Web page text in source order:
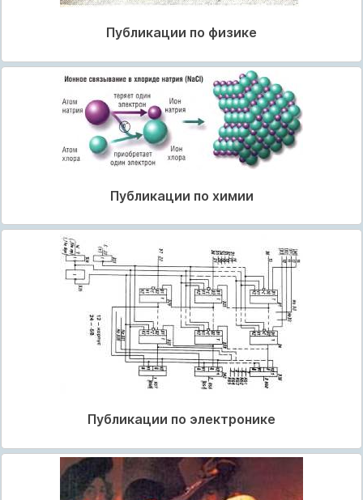
Публикации по физике
Публикации по химии
Публикации по электронике